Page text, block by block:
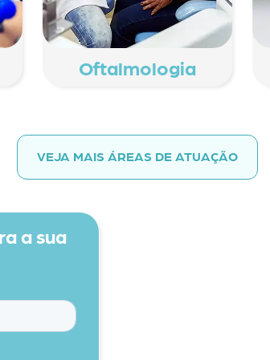
Oftalmologia
VEJA MAIS ÁREAS DE ATUAÇÃO
a sua